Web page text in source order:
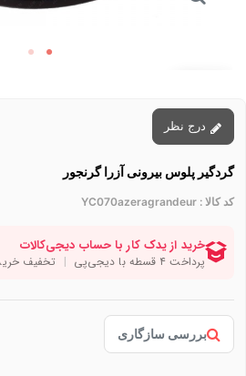
گردگیر پلوس بیرونی آزرا گرنجور
کد کالا : YC070azeragrandeur
بررسی سازگاری